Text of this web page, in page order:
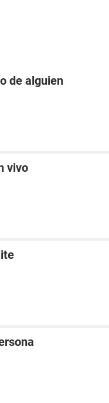
de alguien
vivo